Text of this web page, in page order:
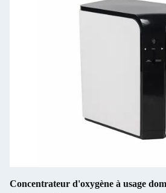
Concentrateur d'oxygène à usage